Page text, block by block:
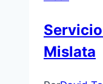
Mislata